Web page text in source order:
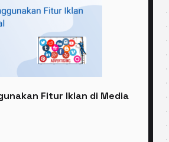
Fitur Iklan di Media